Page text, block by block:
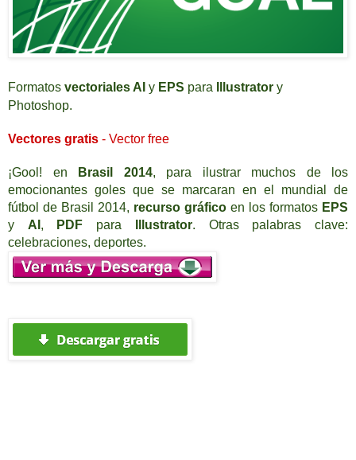
Formatos vectorialesAI y EPS para Illustrator y
Photoshop.
Vectores gratis - Vector free
¡Gool! en Brasil 2014, para ilustrar muchos de los
emocionantes goles que se marcaran en el mundial de
fútbol de Brasil 2014, recurso gráfico en los formatos EPS
y
AI , PDF para Illustrator. Otras palabras clave:
ce lebraciones, deportes.